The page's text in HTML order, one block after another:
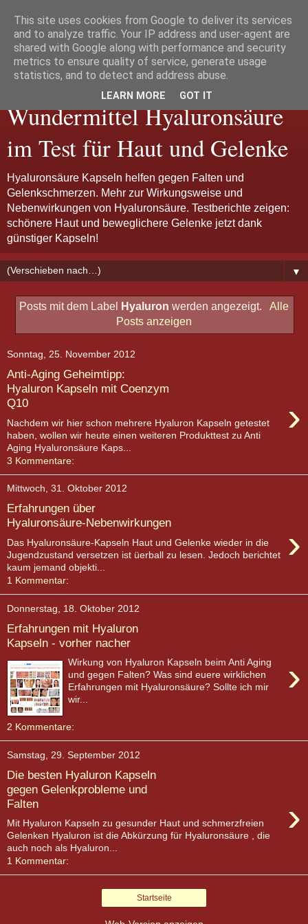
Hyaluron Kapseln:
Wundermittel Hyaluronsäure
im Test für Haut und Gelenke
Hyaluronsäure Kapseln helfen gegen Falten und
Gelenkschmerzen. Mehr zur Wirkungsweise und
Nebenwirkungen von Hyaluronsäure. Testberichte zeigen:
schönere Haut und beweglichere Gelenke jetzt dank
günstiger Kapseln!
▼
Posts mit dem Label Hyaluron werden angezeigt.
Alle
Posts anzeigen
Sonntag, 25. November 2012
Anti-Aging Geheimtipp:
Hyaluron Kapseln mit Coenzym
Q10
›
Nachdem wir hier schon mehrere Hyaluron Kapseln getestet
haben, wollen wir heute einen weiteren Produkttest zu Anti
Aging Hyaluronsäure Kaps...
3 Kommentare:
Mittwoch, 31. Oktober 2012
Erfahrungen über
Hyaluronsäure-Nebenwirkungen
›
Das Hyaluronsäure-Kapseln Haut und Gelenke wieder in die
Jugendzustand versetzen ist üerball zu lesen. Jedoch berichtet
kaum jemand objekti...
1 Kommentar:
Donnerstag, 18. Oktober 2012
Erfahrungen mit Hyaluron
Kapseln - vorher nacher
›
Wirkung von Hyaluron Kapseln beim Anti Aging
und gegen Falten? Was sind euere wirklichen
Erfahrungen mit Hyaluronsäure? Sollte ich mir
wir...
2 Kommentare:
Samstag, 29. September 2012
Die besten Hyaluron Kapseln
gegen Gelenkprobleme und
Falten
›
Mit Hyaluron Kapseln zu gesunder Haut und schmerzfreien
Gelenken Hyaluron ist die Abkürzung für Hyaluronsäure , die
auch noch als Hyaluron...
1 Kommentar:
Startseite
This site uses cookies from Google to deliver its services
and to analyze traffic. Your IP address and user-agent are
shared with Google along with performance and security
metrics to ensure quality of service, generate usage
statistics, and to detect and address abuse.
LEARN MORE GOT IT